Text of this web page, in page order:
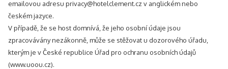
emailovou adresu privacy@hotelclement.cz v anglickém nebo
českém jazyce.
V případě, že se host domnívá, že jeho osobní údaje jsou
zpracovávány nezákonně, může se stěžovat u dozorového úřadu,
kterým je v České republice Úřad pro ochranu osobních údajů
(www.uoou.cz).